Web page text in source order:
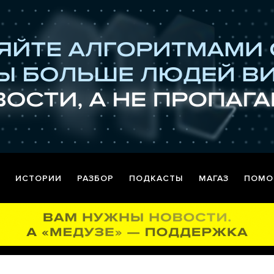
ИСТОРИИ РАЗБОР ПОДКАСТЫ МАГАЗ